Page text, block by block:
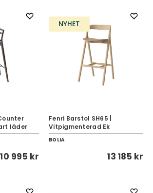
läder
10 995 kr
NYHET
Fenri Barstol SH65 |
Vitpigmenterad Ek
BOLIA
13 185 kr